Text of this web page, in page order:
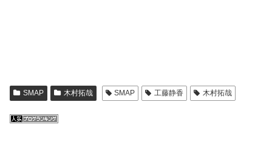
SMAP 木村拓哉 SMAP 工藤静香 木村拓哉